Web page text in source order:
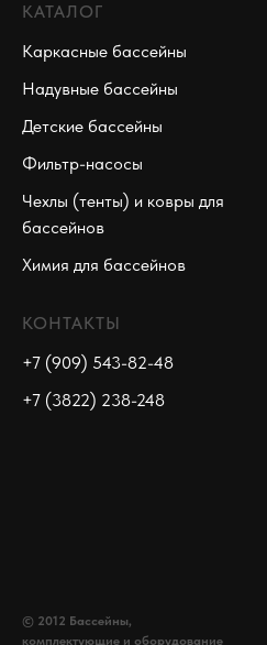
КАТАЛОГ
Каркасные бассейны
Надувные бассейны
Детские бассейны
Фильтр-насосы
Чехлы (тенты) и ковры для
бассейнов
Химия для бассейнов
КОНТАКТЫ
+7 (909) 543-82-48
+7 (3822) 238-248
© 2012 Бассейны,
комплектующие и оборудование